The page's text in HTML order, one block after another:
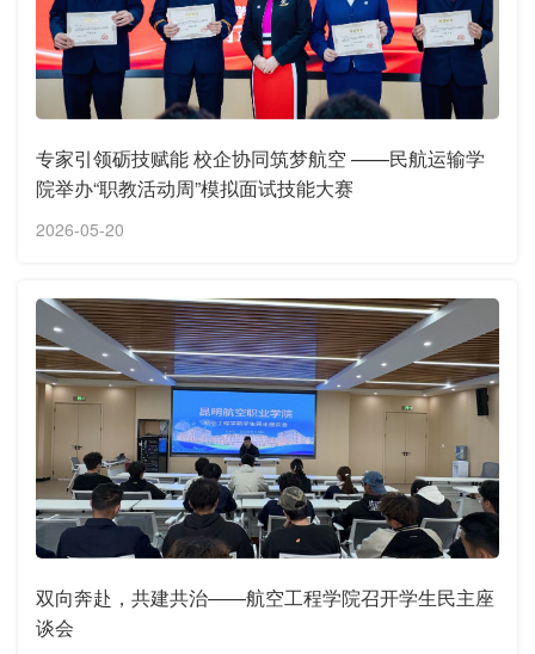
专家引领砺技赋能 校企协同筑梦航空 ——民航运输学
院举办“职教活动周”模拟面试技能大赛
2026-05-20
双向奔赴，共建共治——航空工程学院召开学生民主座
谈会